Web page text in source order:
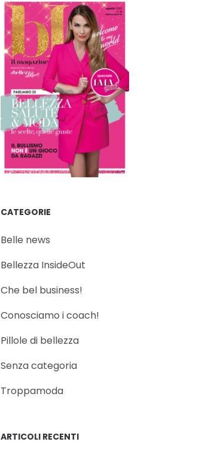
CATEGORIE
Belle news
Bellezza InsideOut
Che bel business!
Conosciamo i coach!
Pillole di bellezza
Senza categoria
Troppamoda
ARTICOLI RECENTI